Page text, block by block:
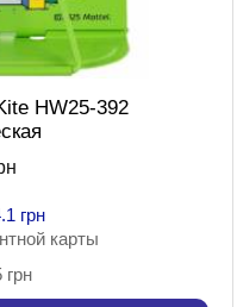
HW25-392
грн
карты